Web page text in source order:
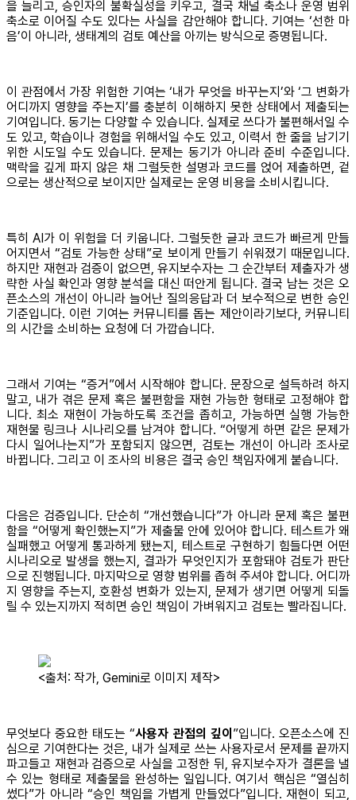
을 늘리고, 승인자의 불확실성을 키우고, 결국 채널 축소나 운영 범위
축소로 이어질 수도 있다는 사실을 감안해야 합니다. 기여는 ‘선한 마
음’이 아니라, 생태계의 검토 예산을 아끼는 방식으로 증명됩니다.
이 관점에서 가장 위험한 기여는 ‘내가 무엇을 바꾸는지’와 ‘그 변화가
어디까지 영향을 주는지’를 충분히 이해하지 못한 상태에서 제출되는
기여입니다. 동기는 다양할 수 있습니다. 실제로 쓰다가 불편해서일 수
도 있고, 학습이나 경험을 위해서일 수도 있고, 이력서 한 줄을 남기기
위한 시도일 수도 있습니다. 문제는 동기가 아니라 준비 수준입니다.
맥락을 깊게 파지 않은 채 그럴듯한 설명과 코드를 얹어 제출하면, 겉
으로는 생산적으로 보이지만 실제로는 운영 비용을 소비시킵니다.
특히 AI가 이 위험을 더 키웁니다. 그럴듯한 글과 코드가 빠르게 만들
어지면서 “검토 가능한 상태”로 보이게 만들기 쉬워졌기 때문입니다.
하지만 재현과 검증이 없으면, 유지보수자는 그 순간부터 제출자가 생
략한 사실 확인과 영향 분석을 대신 떠안게 됩니다. 결국 남는 것은 오
픈소스의 개선이 아니라 늘어난 질의응답과 더 보수적으로 변한 승인
기준입니다. 이런 기여는 커뮤니티를 돕는 제안이라기보다, 커뮤니티
의 시간을 소비하는 요청에 더 가깝습니다.
그래서 기여는 “증거”에서 시작해야 합니다. 문장으로 설득하려 하지
말고, 내가 겪은 문제 혹은 불편함을 재현 가능한 형태로 고정해야 합
니다. 최소 재현이 가능하도록 조건을 좁히고, 가능하면 실행 가능한
재현물 링크나 시나리오를 남겨야 합니다. “어떻게 하면 같은 문제가
다시 일어나는지”가 포함되지 않으면, 검토는 개선이 아니라 조사로
바뀝니다. 그리고 이 조사의 비용은 결국 승인 책임자에게 붙습니다.
다음은 검증입니다. 단순히 “개선했습니다”가 아니라 문제 혹은 불편
함을 “어떻게 확인했는지”가 제출물 안에 있어야 합니다. 테스트가 왜
실패했고 어떻게 통과하게 됐는지, 테스트로 구현하기 힘들다면 어떤
시나리오로 발생을 했는지, 결과가 무엇인지가 포함돼야 검토가 판단
으로 진행됩니다. 마지막으로 영향 범위를 좁혀 주셔야 합니다. 어디까
지 영향을 주는지, 호환성 변화가 있는지, 문제가 생기면 어떻게 되돌
릴 수 있는지까지 적히면 승인 책임이 가벼워지고 검토는 빨라집니다.
<출처: 작가, Gemini로 이미지 제작>
무엇보다 중요한 태도는 “사용자 관점의 깊이 ”입니다. 오픈소스에 진
심으로 기여한다는 것은, 내가 실제로 쓰는 사용자로서 문제를 끝까지
파고들고 재현과 검증으로 사실을 고정한 뒤, 유지보수자가 결론을 낼
수 있는 형태로 제출물을 완성하는 일입니다. 여기서 핵심은 “열심히
썼다”가 아니라 “승인 책임을 가볍게 만들었다”입니다. 재현이 되고,